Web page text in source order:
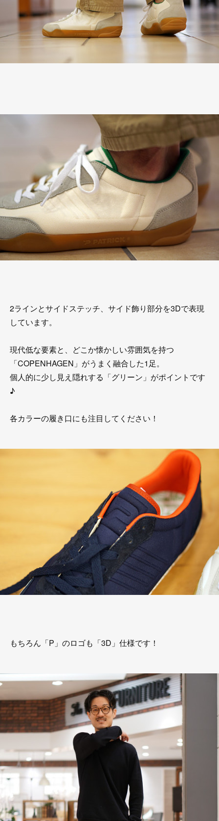
2ラインとサイドステッチ、サイド飾り部分を3Dで表現
しています。
現代低な要素と、どこか懐かしい雰囲気を持つ
「COPENHAGEN」がうまく融合した1足。
個人的に少し見え隠れする「グリーン」がポイントです
♪
各カラーの履き口にも注目してください！
もちろん「P」のロゴも「3D」仕様です！